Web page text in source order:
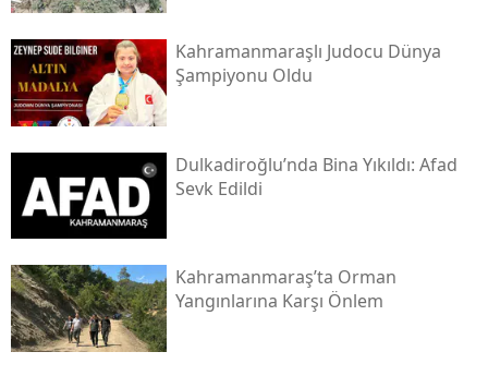
Kahramanmaraşlı Judocu Dünya
Şampiyonu Oldu
Dulkadiroğlu’nda Bina Yıkıldı: Afad
Sevk Edildi
Kahramanmaraş’ta Orman
Yangınlarına Karşı Önlem